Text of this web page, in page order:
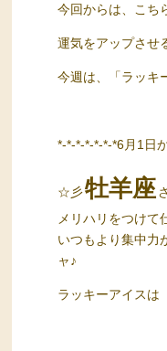
今回からは、こち
運気をアップさせ
今週は、「ラッキ
*-*-*-*-*-*-*6月1日
☆彡牡羊座
メリハリをつけて
いつもより集中力
ャ♪
ラッキーアイスは